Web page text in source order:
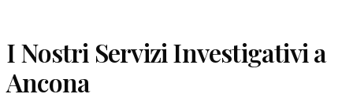
I Nostri Servizi Investigativi a
Ancona